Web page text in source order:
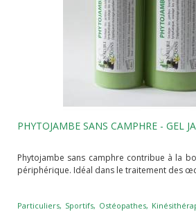
PHYTOJAMBE SANS CAMPHRE - GEL
Phytojambe sans camphre contribue à la
périphérique. Idéal dans le traitement des
Particuliers Sportifs Ostéopathes